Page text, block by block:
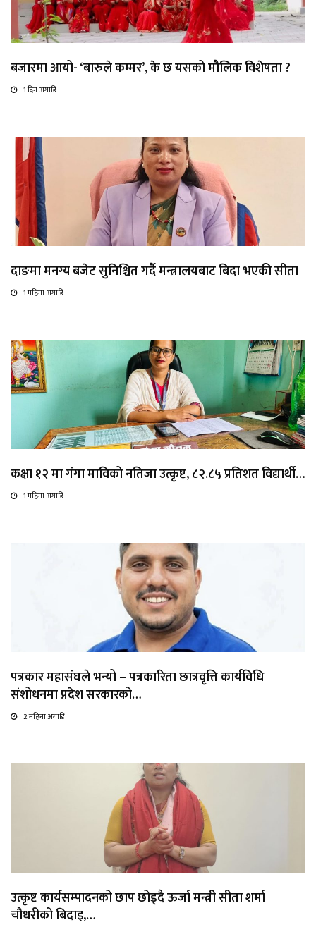
बजारमा आयो- ‘बारुले कम्मर’, के छ यसको मौलिक विशेषता ?
1 दिन अगाडि
दाङमा मनग्य बजेट सुनिश्चित गर्दै मन्त्रालयबाट बिदा भएकी सीता
1 महिना अगाडि
कक्षा १२ मा गंगा माविको नतिजा उत्कृष्ट, ८२.८५ प्रतिशत विद्यार्थी…
1 महिना अगाडि
पत्रकार महासंघले भन्यो – पत्रकारिता छात्रवृत्ति कार्यविधि
संशोधनमा प्रदेश सरकारको…
2 महिना अगाडि
उत्कृष्ट कार्यसम्पादनको छाप छोड्दै ऊर्जा मन्त्री सीता शर्मा
चौधरीको बिदाइ,…